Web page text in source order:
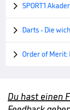
 SPORT1
 Darts - Die
 Order of
Du hast einen